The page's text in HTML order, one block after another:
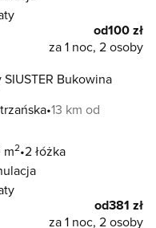
od100 zł
za 1 noc, 2 osoby
Bukowina
13 km od
m2 2 łóżka
od381 zł
za 1 noc, 2 osoby